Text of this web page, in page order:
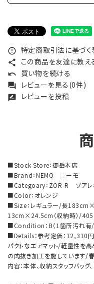
error_outline 特定商取引法に基づ
share この商品を友達に教え
undo 買い物を続ける
forum レビューを見る(0件)
rate_review レビューを投稿
■Stock Store：御岳本店
■Brand：NEMO ニーモ
■Categoary：ZOR-R ゾアレギ
■Color：オレンジ
■Size：レギュラー/長
13cm×24.5cm（収納時）/405g
■Condition：B（1箇所汚れ有/
■Details：参考定価：12,310
パクトなエアマット/軽量性を
の肉抜き加工を施しています/
内容：本体、収納スタッフバッグ